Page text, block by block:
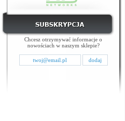
Chcesz otrzymywać informacje o
nowościach w naszym sklepie?